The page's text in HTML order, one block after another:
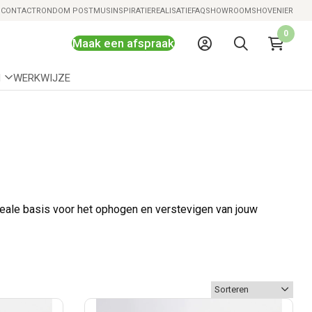
Snelle levering mogelijk
CONTACTRONDOM POSTMUSINSPIRATIEREALISATIEFAQSHOWROOMSHOVENIER
Maak een afspraak
0
WERKWIJZE
basis voor het ophogen en verstevigen van jouw